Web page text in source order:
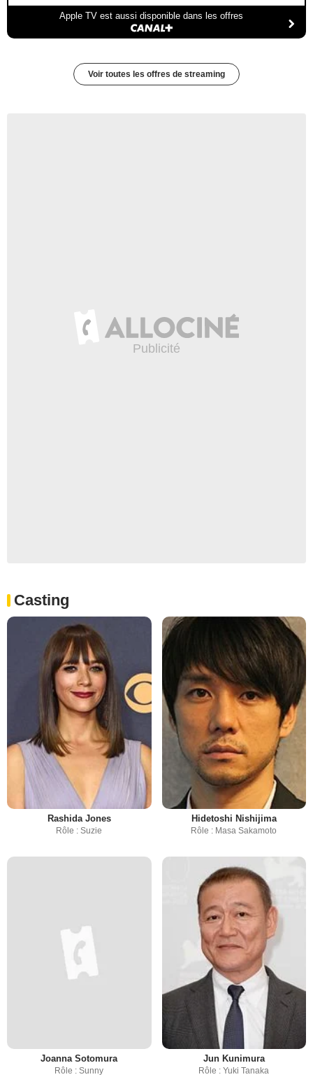
Apple TV est aussi disponible dans les offres
Voir toutes les offres de streaming
Casting
Rashida Jones
Rôle : Suzie
Hidetoshi Nishijima
Rôle : Masa Sakamoto
Joanna Sotomura
Rôle : Sunny
Jun Kunimura
Rôle : Yuki Tanaka